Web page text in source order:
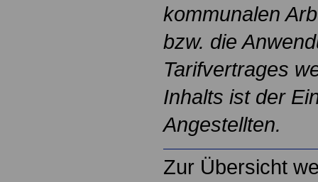
kommunalen
bzw. die
Tarifvertrages
Inhalts ist der
Angestellten.
Zur Übersicht